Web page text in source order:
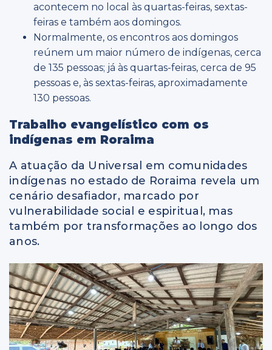
acontecem no local às quartas-feiras, sextas-
feiras e também aos domingos.
Normalmente, os encontros aos domingos
reúnem um maior número de indígenas, cerca
de 135 pessoas; já às quartas-feiras, cerca de 95
pessoas e, às sextas-feiras, aproximadamente
130 pessoas.
Trabalho evangelístico com os
indígenas em Roraima
A atuação da Universal em comunidades
indígenas no estado de Roraima revela um
cenário desafiador, marcado por
vulnerabilidade social e espiritual, mas
também por transformações ao longo dos
anos.